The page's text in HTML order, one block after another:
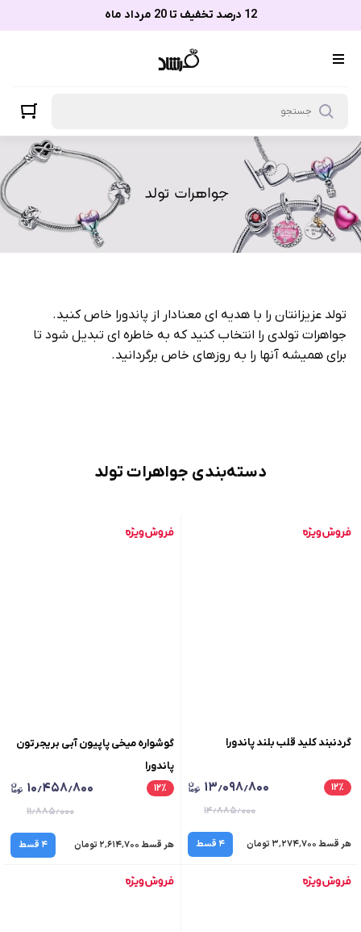
12 درصد تخفیف تا 20 مرداد ماه
تولد عزیزانتان را با هدیه ای معنادار از پاندورا خاص کنید.
جواهرات تولدی را انتخاب کنید که به خاطره ای تبدیل شود تا
برای همیشه آنها را به روزهای خاص برگردانید.
دسته‌بندی جواهرات تولد
گردنبند کلید قلب بلند پاندورا
۱۲٪ ۱۳٫۰۹۸٫۸۰۰
۱۴٫۸۸۵٫۰۰۰
هر قسط ۳٬۲۷۴٬۷۰۰ تومان ۴ قسط
گوشواره میخی پاپیون آبی بریجرتون
پاندورا
۱۲٪ ۱۰٫۴۵۸٫۸۰۰
۱۱٫۸۸۵٫۰۰۰
هر قسط ۲٬۶۱۴٬۷۰۰ تومان ۴ قسط